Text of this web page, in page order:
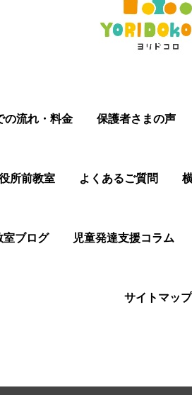
の流れ・料金 保護者さまの声
所前教室 よくあるご質問
室ブログ 児童発達支援コラム
サイトマップ